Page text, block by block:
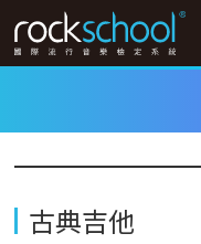
古典吉他